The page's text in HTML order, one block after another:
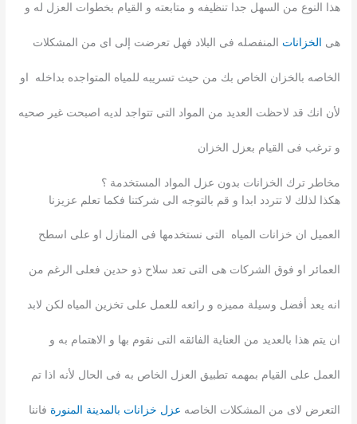
هذا النوع من السهل جدا تنظيفه و متابعته و القيام بخطوات العزل له و
هى الخزانات المنفصله فى البلاد فهل تعرضت إلى اى من المشكلات
الخاصه بالخزان الخاص بك من حيث تسريبه للمياه المتواجده بداخله او
لأن انك قد لاحظت العديد من المواد التى تتواجد لديه اصبحت غير صحيه
و ترغب فى القيام بعزل الخزان
مخاطر ترك الخزانات بدون عزل المواد المستخدمة ؟
هكذا لذلك لا تتردد ابدا و قم بالتوجه الى شركتنا فكما تعلم عزيزنا
العميل ان خزانات المياه التى نستخدمها فى المنازل او على اسطح
العمائر او فوق الشركات هى التى تعد سلاح ذو حدين فعلى الرغم من
انه يعد أفضل وسيلة مميزه و رائعه للعمل على تخزين المياه لكن لابد
ان يتم هذا بالعديد من العناية الفائقه التى نقوم بها و الاهتمام به و
العمل على القيام بمهمه تطبيق العزل الخاص به فى الحال لأنه اذا تم
التعرض لاى من المشكلات الخاصه عزل خزانات بالمدينة المنورة فاننا